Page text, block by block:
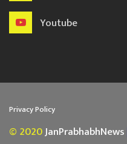
Youtube
Privacy Policy
© 2020JanPrabhabhNews